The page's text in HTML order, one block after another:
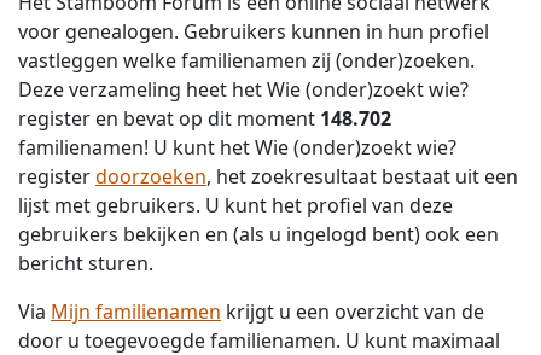
voor genealogen. Gebruikers kunnen in hun profiel
vastleggen welke familienamen zij (onder)zoeken.
Deze verzameling heet het Wie (onder)zoekt wie?
register en bevat op dit moment 148.702
familienamen! U kunt het Wie (onder)zoekt wie?
registerdoorzoeken, het zoekresultaat bestaat uit een
lijst met gebruikers. U kunt het profiel van deze
gebruikers bekijken en (als u ingelogd bent) ook een
bericht sturen.
Via Mijn familienamen krijgt u een overzicht van de
door u toegevoegde familienamen. U kunt maximaal